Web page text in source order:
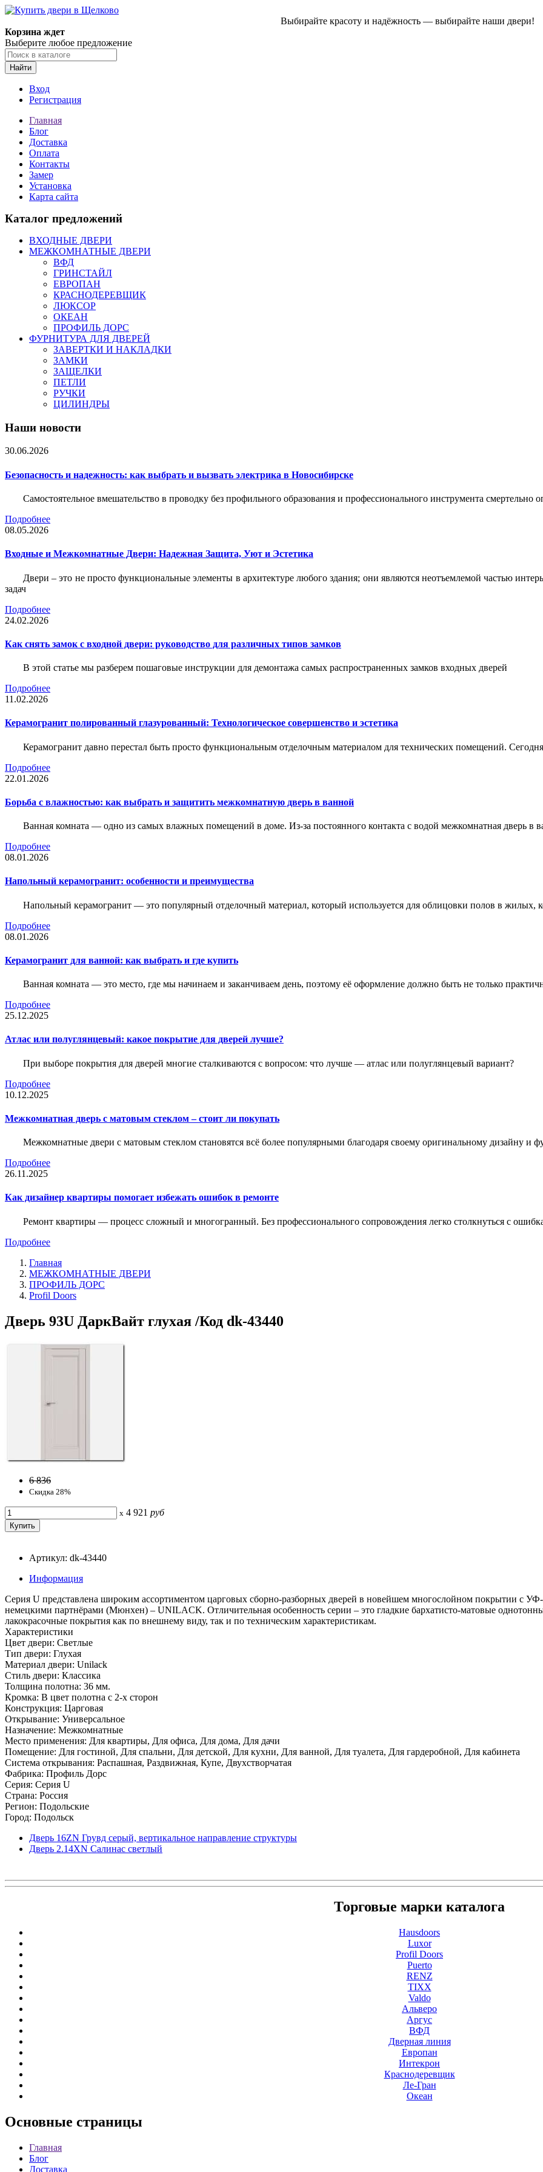
Выбирайте красоту и надёжность — выбирайте наши двери!
Корзина ждет
Выберите любое предложение
Найти
Вход
Регистрация
Главная
Блог
Доставка
Оплата
Контакты
Замер
Установка
Карта сайта
Каталог предложений
ВХОДНЫЕ ДВЕРИ
МЕЖКОМНАТНЫЕ ДВЕРИ
ВФД
ГРИНСТАЙЛ
ЕВРОПАН
КРАСНОДЕРЕВЩИК
ЛЮКСОР
ОКЕАН
ПРОФИЛЬ ДОРС
ФУРНИТУРА ДЛЯ ДВЕРЕЙ
ЗАВЕРТКИ И НАКЛАДКИ
ЗАМКИ
ЗАЩЕЛКИ
ПЕТЛИ
РУЧКИ
ЦИЛИНДРЫ
Наши новости
30.06.2026
Безопасность и надежность: как выбрать и вызвать электрика в Новосибирске
Самостоятельное вмешательство в проводку без профильного образования и профессионального инструмента смертельно
Подробнее
08.05.2026
Входные и Межкомнатные Двери: Надежная Защита, Уют и Эстетика
Двери – это не просто функциональные элементы в архитектуре любого здания; они являются неотъемлемой частью
задач
Подробнее
24.02.2026
Как снять замок с входной двери: руководство для различных типов замков
В этой статье мы разберем пошаговые инструкции для демонтажа самых распространенных замков входных дверей
Подробнее
11.02.2026
Керамогранит полированный глазурованный: Технологическое совершенство и эстетика
Керамогранит давно перестал быть просто функциональным отделочным материалом для технических помещений.
Подробнее
22.01.2026
Борьба с влажностью: как выбрать и защитить межкомнатную дверь в ванной
Ванная комната — одно из самых влажных помещений в доме. Из-за постоянного контакта с водой межкомнатная дверь в
Подробнее
08.01.2026
Напольный керамогранит: особенности и преимущества
Напольный керамогранит — это популярный отделочный материал, который используется для облицовки полов в
Подробнее
08.01.2026
Керамогранит для ванной: как выбрать и где купить
Ванная комната — это место, где мы начинаем и заканчиваем день, поэтому её оформление должно быть не только
Подробнее
25.12.2025
Атлас или полуглянцевый: какое покрытие для дверей лучше?
При выборе покрытия для дверей многие сталкиваются с вопросом: что лучше — атлас или полуглянцевый вариант?
Подробнее
10.12.2025
Межкомнатная дверь с матовым стеклом – стоит ли покупать
Межкомнатные двери с матовым стеклом становятся всё более популярными благодаря своему оригинальному дизайну и
Подробнее
26.11.2025
Как дизайнер квартиры помогает избежать ошибок в ремонте
Ремонт квартиры — процесс сложный и многогранный. Без профессионального сопровождения легко столкнуться с
Подробнее
Главная
МЕЖКОМНАТНЫЕ ДВЕРИ
ПРОФИЛЬ ДОРС
Profil Doors
Дверь 93U ДаркВайт глухая /Код dk-43440
6 836
Скидка 28%
x 4 921 руб
Артикул: dk-43440
Информация
Серия U представлена широким ассортиментом царговых сборно-разборных дверей в новейшем многослойном покрытии с
немецкими партнёрами (Мюнхен) – UNILACK. Отличительная особенность серии – это гладкие бархатисто-матовые
лакокрасочные покрытия как по внешнему виду, так и по техническим характеристикам.
Характеристики
Цвет двери: Светлые
Тип двери: Глухая
Материал двери: Unilack
Стиль двери: Классика
Толщина полотна: 36 мм.
Кромка: В цвет полотна с 2-х сторон
Конструкция: Царговая
Открывание: Универсальное
Назначение: Межкомнатные
Место применения: Для квартиры, Для офиса, Для дома, Для дачи
Помещение: Для гостиной, Для спальни, Для детской, Для кухни, Для ванной, Для туалета, Для гардеробной, Для кабинета
Система открывания: Распашная, Раздвижная, Купе, Двухстворчатая
Фабрика: Профиль Дорс
Серия: Серия U
Страна: Россия
Регион: Подольские
Город: Подольск
Дверь 16ZN Грувд серый, вертикальное направление структуры
Дверь 2.14ХN Салинас светлый
Торговые марки каталога
Hausdoors
Luxor
Profil Doors
Puerto
RENZ
TIXX
Valdo
Альверо
Аргус
ВФД
Дверная линия
Европан
Интекрон
Краснодеревщик
Ле-Гран
Океан
Основные страницы
Главная
Блог
Доставка